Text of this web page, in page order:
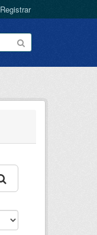
Registrar